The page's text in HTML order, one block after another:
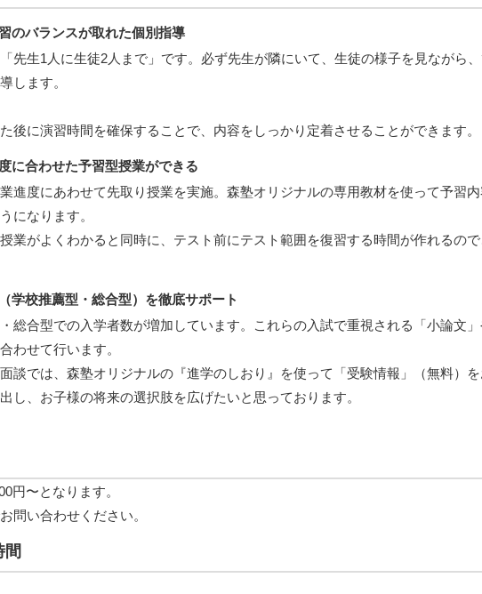
のバランスが取れた個別指導
先生1人に生徒2人まで」です。必ず先生が隣にいて、生徒の様子を見ながら
します。
後に演習時間を確保することで、内容をしっかり定着させることができます。
に合わせた予習型授業ができる
進度にあわせて先取り授業を実施。森塾オリジナルの専用教材を使って予習
になります。
業がよくわかると同時に、テスト前にテスト範囲を復習する時間が作れるの
学校推薦型・総合型）を徹底サポート
総合型での入学者数が増加しています。これらの入試で重視される「小論文
わせて行います。
談では、森塾オリジナルの『進学のしおり』を使って「受験情報」（無料）
し、お子様の将来の選択肢を広げたいと思っております。
円〜となります。
問い合わせください。
間